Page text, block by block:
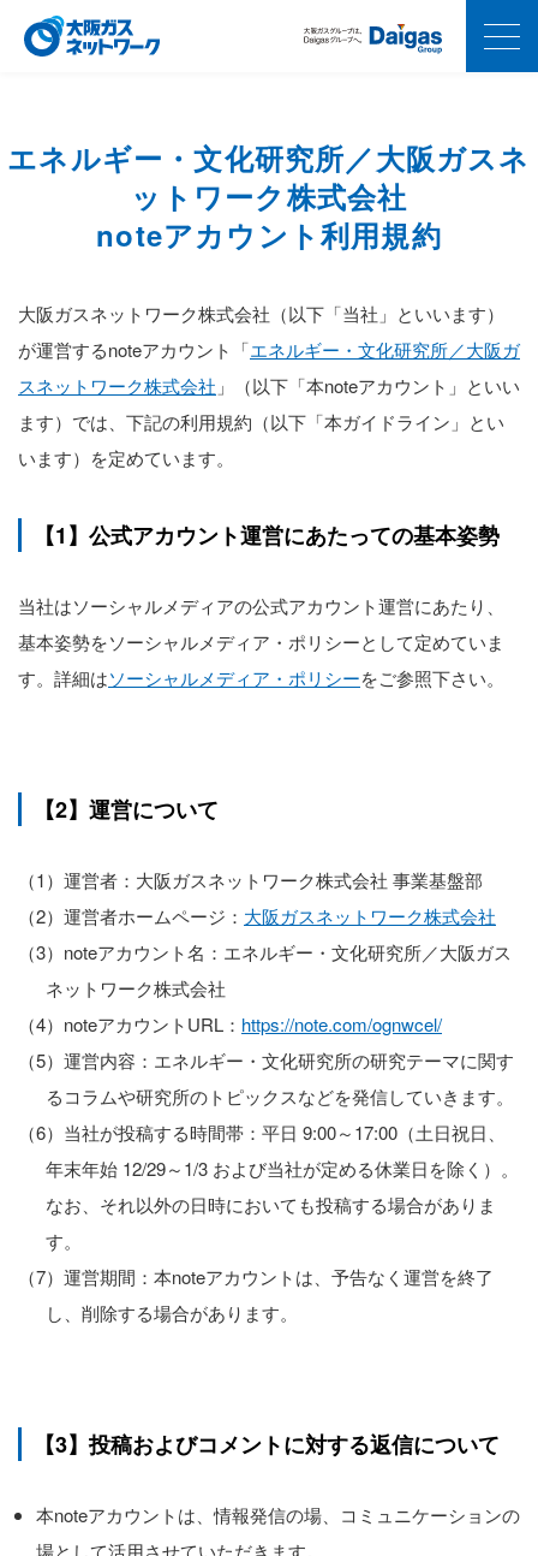
エネルギー・文化研究所／大阪ガスネ
ットワーク株式会社
noteアカウント利用規約
大阪ガスネットワーク株式会社（以下「当社」といいます）
が運営するnoteアカウント「エネルギー・文化研究所／大阪ガ
スネットワーク株式会社 」（以下「本noteアカウント」といい
ます）では、下記の利用規約（以下「本ガイドライン」とい
います）を定めています。
【1】公式アカウント運営にあたっての基本姿勢
当社はソーシャルメディアの公式アカウント運営にあたり、
基本姿勢をソーシャルメディア・ポリシーとして定めていま
す。詳細はソーシャルメディア・ポリシーをご参照下さい。
【2】運営について
（1）運営者：大阪ガスネットワーク株式会社 事業基盤部
（2）運営者ホームページ： 大阪ガスネットワーク株式会社
（3）noteアカウント名：エネルギー・文化研究所／大阪ガス
ネットワーク株式会社
（4）noteアカウントURL： https://note.com/ognwcel/
（5）運営内容：エネルギー・文化研究所の研究テーマに関す
るコラムや研究所のトピックスなどを発信していきます。
（6）当社が投稿する時間帯：平日 9:00～17:00（土日祝日、
年末年始 12/29～1/3 および当社が定める休業日を除く）。
なお、それ以外の日時においても投稿する場合がありま
す。
（7）運営期間：本noteアカウントは、予告なく運営を終了
し、削除する場合があります。
【3】投稿およびコメントに対する返信について
本noteアカウントは、情報発信の場、コミュニケーションの
場として活用させていただきます。